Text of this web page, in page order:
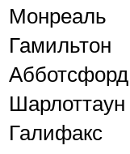
Монреаль
Гамильтон
Абботсфорд
Шарлоттаун
Галифакс